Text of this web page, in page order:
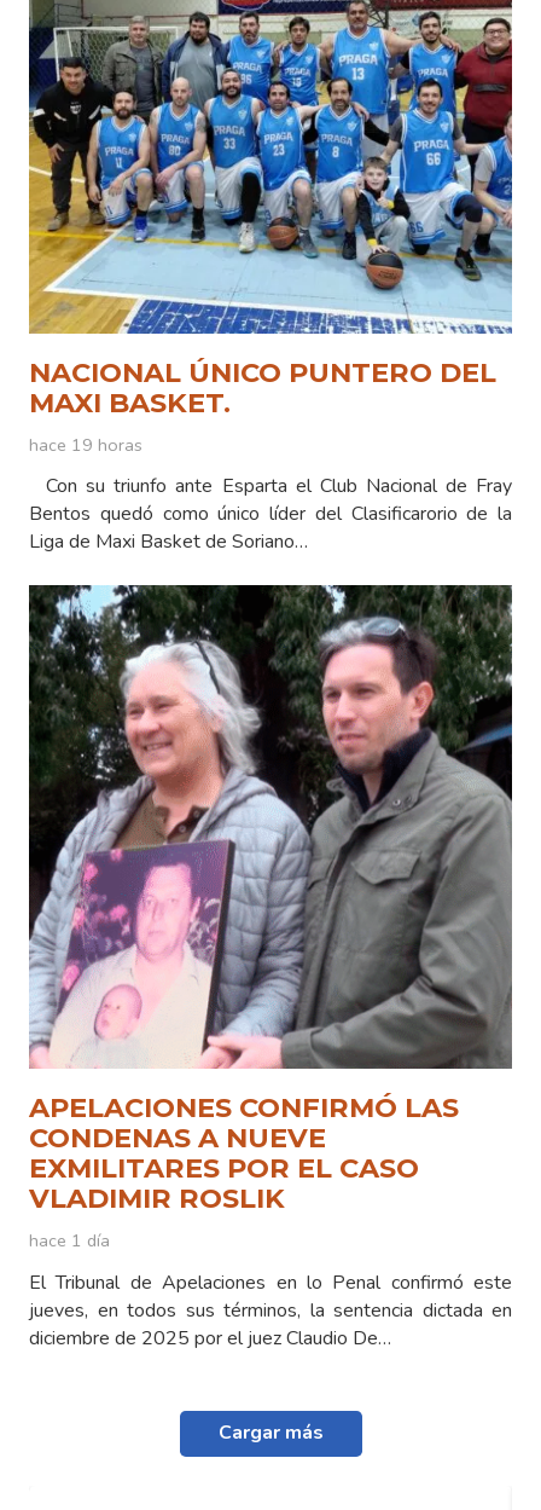
NACIONAL ÚNICO PUNTERO DEL
MAXI BASKET.
hace 19 horas
Con su triunfo ante Esparta el Club Nacional de Fray
Bentos quedó como único líder del Clasificarorio de la
Liga de Maxi Basket de Soriano…
APELACIONES CONFIRMÓ LAS
CONDENAS A NUEVE
EXMILITARES POR EL CASO
VLADIMIR ROSLIK
hace 1 día
El Tribunal de Apelaciones en lo Penal confirmó este
jueves, en todos sus términos, la sentencia dictada en
diciembre de 2025 por el juez Claudio De…
Cargar más